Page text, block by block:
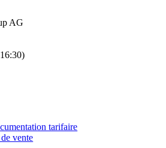
AG
tarifaire
vente